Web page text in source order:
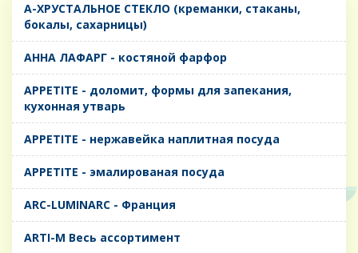
A-ХРУСТАЛЬНОЕ СТЕКЛО (креманки, стаканы,
бокалы, сахарницы)
AHHA ЛАФАРГ - костяной фарфор
APPETITE - доломит, формы для запекания,
кухонная утварь
APPETITE - нержавейка наплитная посуда
APPETITE - эмалированая посуда
ARC-LUMINARC - Франция
ARTI-M Весь ассортимент